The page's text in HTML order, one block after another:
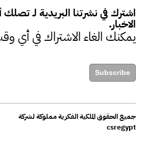
اشترك في نشرتنا البريدية لـ
الاخبار.
يمكنك الغاء الاشتراك في أي
Subscribe
جميع الحقوق الملكية الفكرية مملوكة لشركة
csregypt